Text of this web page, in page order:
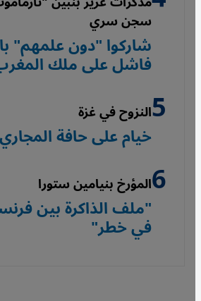
سجن سري
شاركوا "دون علمهم"
فاشل على ملك
النزوح في غزة
خيام على حافة المجاري
المؤرخ بنيامين ستورا
"ملف الذاكرة بين
في خطر"